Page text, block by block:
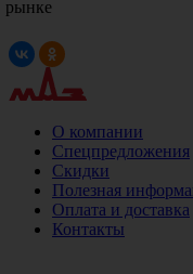
рынке
О компании
Спецпредложения
Скидки
Полезная
Оплата и доставка
Контакты